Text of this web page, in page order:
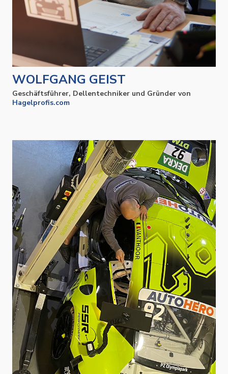
WOLFGANG GEIST
Geschäftsführer, Dellentechniker und Gründer von
Hagelprofis.com